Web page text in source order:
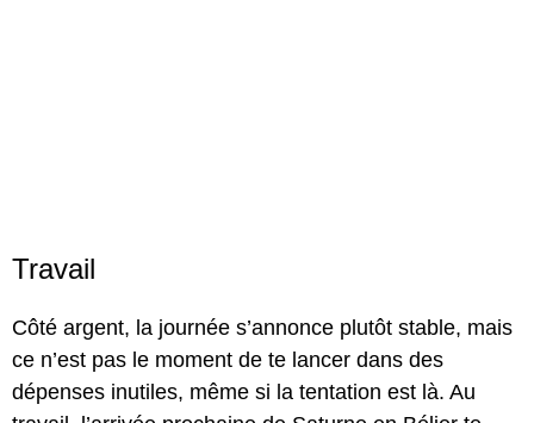
Travail
Côté argent, la journée s’annonce plutôt stable, mais
ce n’est pas le moment de te lancer dans des
dépenses inutiles, même si la tentation est là. Au